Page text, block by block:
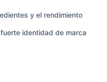
y el rendimiento
identidad de marca